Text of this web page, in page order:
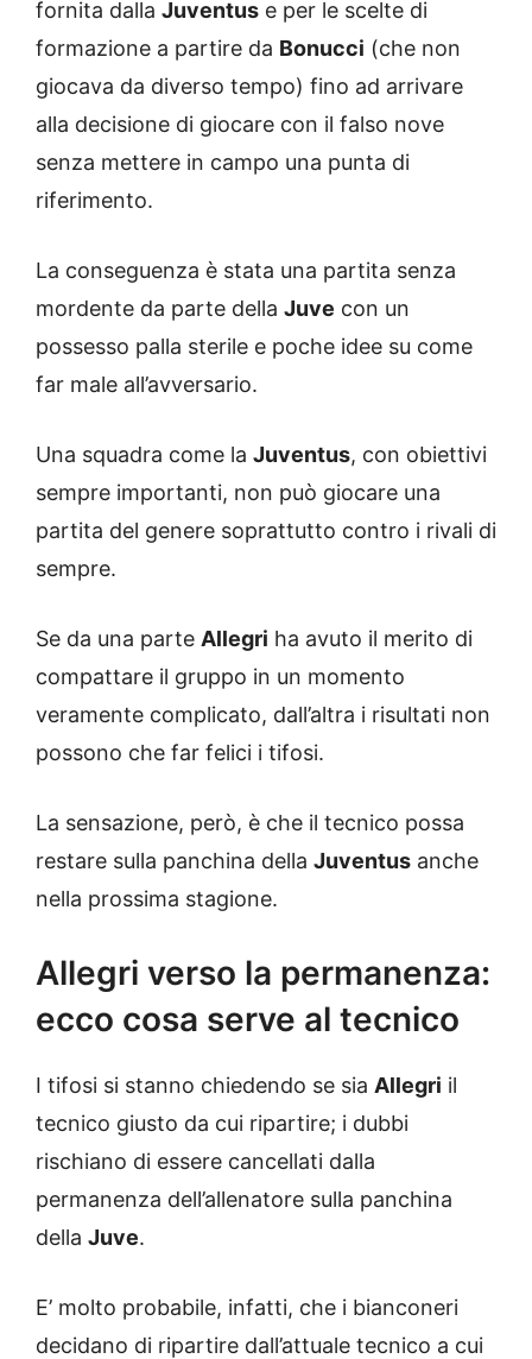
fornita dalla Juventus e per le scelte di
formazione a partire da Bonucci (che non
giocava da diverso tempo) fino ad arrivare
alla decisione di giocare con il falso nove
senza mettere in campo una punta di
riferimento.
La conseguenza è stata una partita senza
mordente da parte della Juve con un
possesso palla sterile e poche idee su come
far male all’avversario.
Una squadra come la Juventus, con obiettivi
sempre importanti, non può giocare una
partita del genere soprattutto contro i rivali di
sempre.
Se da una parte Allegri ha avuto il merito di
compattare il gruppo in un momento
veramente complicato, dall’altra i risultati non
possono che far felici i tifosi.
La sensazione, però, è che il tecnico possa
restare sulla panchina della Juventus anche
nella prossima stagione.
Allegri verso la permanenza:
ecco cosa serve al tecnico
I tifosi si stanno chiedendo se sia Allegri il
tecnico giusto da cui ripartire; i dubbi
rischiano di essere cancellati dalla
permanenza dell’allenatore sulla panchina
della Juve.
E’ molto probabile, infatti, che i bianconeri
decidano di ripartire dall’attuale tecnico a cui